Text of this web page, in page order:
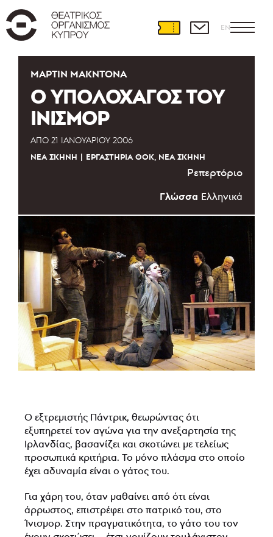
EN
ΜΆΡΤΙΝ ΜΑΚΝΤΌΝΑ
Ο ΥΠΟΛΟΧΑΓΟΣ ΤΟΥ
ΙΝΙΣΜΟΡ
ΑΠΌ 21 ΙΑΝΟΥΑΡΊΟΥ 2006
ΝΈΑ ΣΚΗΝΉ ΕΡΓΑΣΤΉΡΙΑ ΘΟΚ, ΝΈΑ ΣΚΗΝΉ
Ρεπερτόριο
Γλώσσα Ελληνικά
Ο εξτρεμιστής Πάντρικ, θεωρώντας ότι
εξυπηρετεί τον αγώνα για την ανεξαρτησία της
Ιρλανδίας, βασανίζει και σκοτώνει με τελείως
προσωπικά κριτήρια. Το μόνο πλάσμα στο οποίο
έχει αδυναμία είναι ο γάτος του.
Για χάρη του, όταν μαθαίνει από ότι είναι
άρρωστος, επιστρέφει στο πατρικό του, στο
Ίνισμορ. Στην πραγματικότητα, το γάτο του τον